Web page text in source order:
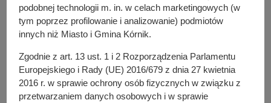
w sprawie: zatwierdzenia konkursu na stanowisko
dyrektora Przedszkola nr 1 im. Misia Uszatka w Kórniku, ul.
prof. Zbigniewa Steckiego 11, 62-035 Kórnik
Do pobrania
podobnej technologii m. in. w celach marketingowych (w
tym poprzez profilowanie i analizowanie) podmiotów
innych niż Miasto i Gmina Kórnik.
Zgodnie z art. 13 ust. 1 i 2 Rozporządzenia Parlamentu
Europejskiego i Rady (UE) 2016/679 z dnia 27 kwietnia
2016 r. w sprawie ochrony osób fizycznych w związku z
przetwarzaniem danych osobowych i w sprawie